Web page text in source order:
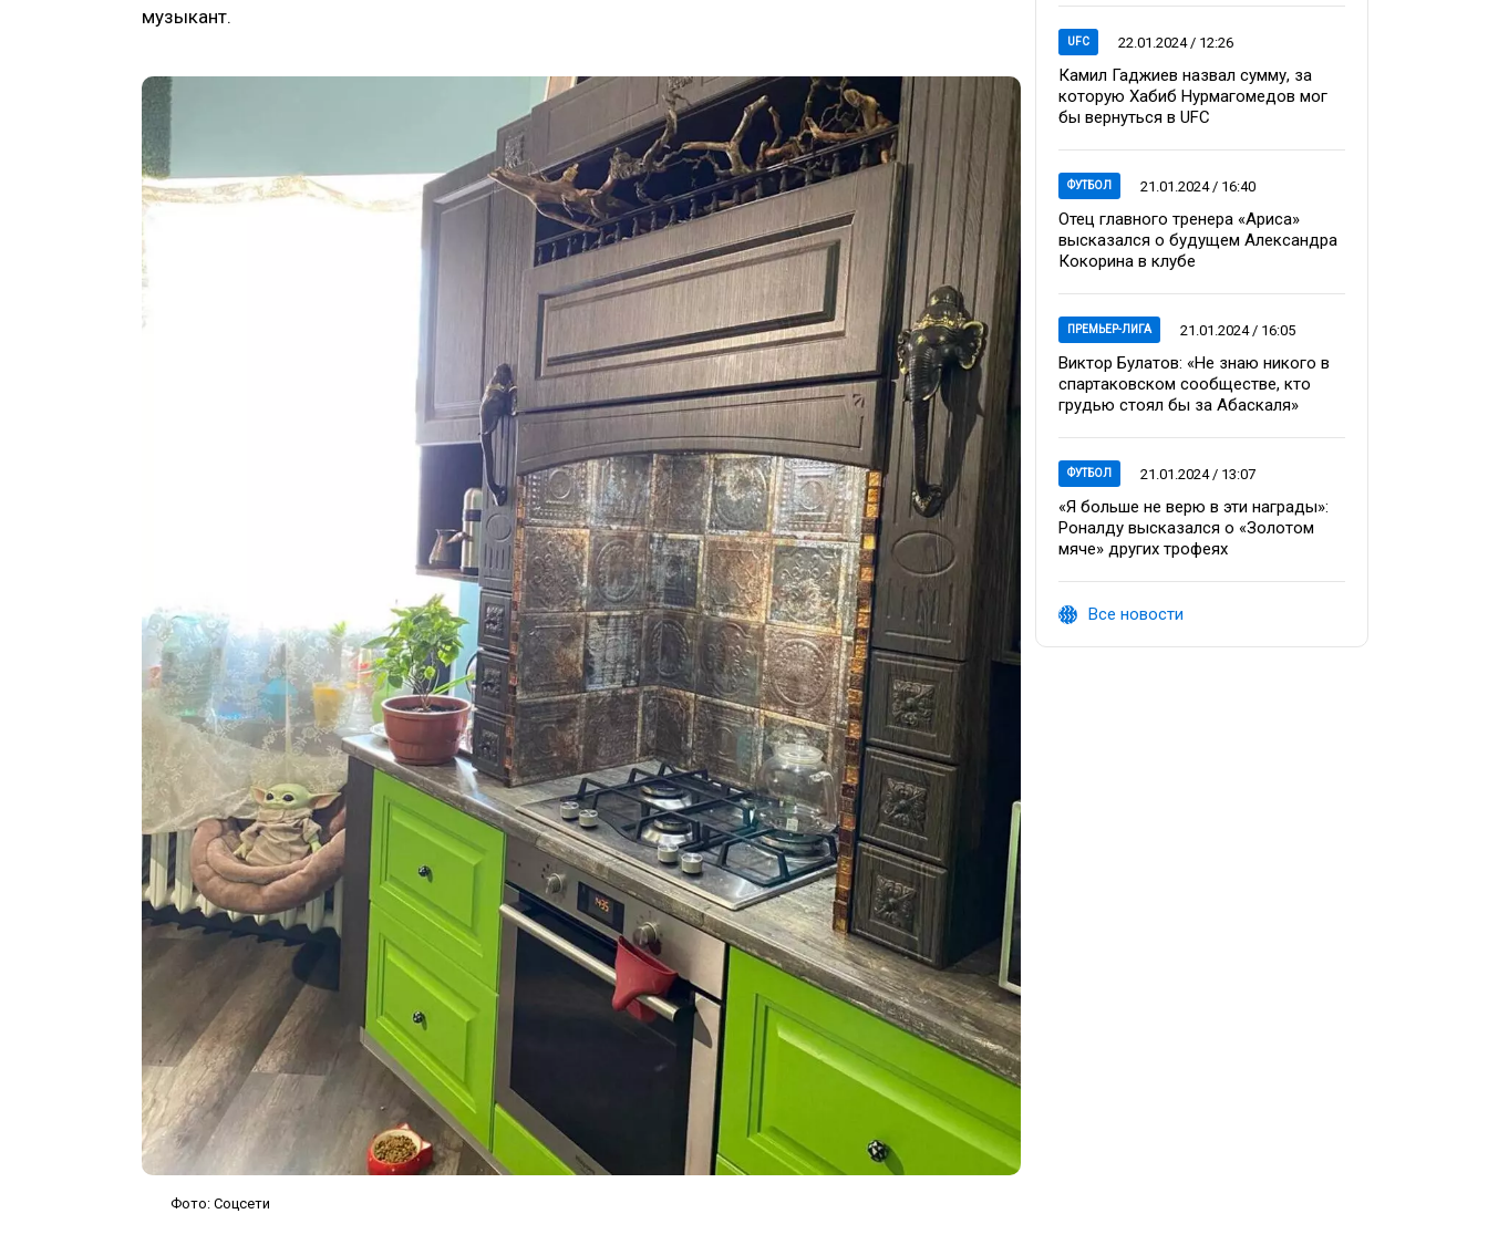
музыкант.
Фото: Соцсети
UFC 22.01.2024 / 12:26
Камил Гаджиев назвал сумму, за
которую Хабиб Нурмагомедов мог
бы вернуться в UFC
ФУТБОЛ 21.01.2024 / 16:40
Отец главного тренера «Ариса»
высказался о будущем Александра
Кокорина в клубе
ПРЕМЬЕР-ЛИГА 21.01.2024 / 16:05
Виктор Булатов: «Не знаю никого в
спартаковском сообществе, кто
грудью стоял бы за Абаскаля»
ФУТБОЛ 21.01.2024 / 13:07
«Я больше не верю в эти награды»:
Роналду высказался о «Золотом
мяче» других трофеях
Все новости